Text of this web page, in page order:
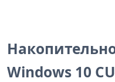
Windows 10